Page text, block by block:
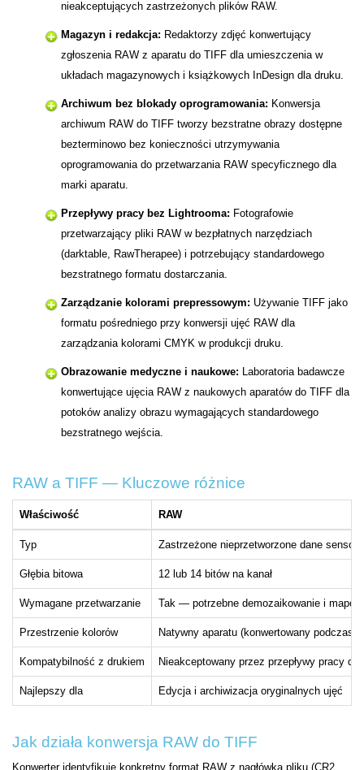
nieakceptujących zastrzeżonych plików RAW.
Magazyn i redakcja: Redaktorzy zdjęć konwertujący
zgłoszenia RAW z aparatu do TIFF dla umieszczenia w
układach magazynowych i książkowych InDesign dla druku.
Archiwum bez blokady oprogramowania: Konwersja
archiwum RAW do TIFF tworzy bezstratne obrazy dostępne
bezterminowo bez konieczności utrzymywania
oprogramowania do przetwarzania RAW specyficznego dla
marki aparatu.
Przepływy pracy bez Lightrooma: Fotografowie
przetwarzający pliki RAW w bezpłatnych narzędziach
(darktable, RawTherapee) i potrzebujący standardowego
bezstratnego formatu dostarczania.
Zarządzanie kolorami prepressowym: Używanie TIFF jako
formatu pośredniego przy konwersji ujęć RAW dla
zarządzania kolorami CMYK w produkcji druku.
Obrazowanie medyczne i naukowe: Laboratoria badawcze
konwertujące ujęcia RAW z naukowych aparatów do TIFF dla
potoków analizy obrazu wymagających standardowego
bezstratnego wejścia.
RAW a TIFF — Kluczowe różnice
Właściwość RAW
Typ Zastrzeżone nieprzetworzone dane sensora
Głębia bitowa 12 lub 14 bitów na kanał
Wymagane przetwarzanie Tak — potrzebne demozaikowanie i
Przestrzenie kolorów Natywny aparatu (konwertowany podczas
Kompatybilność z drukiem Nieakceptowany przez przepływy pracy
Najlepszy dla Edycja i archiwizacja oryginalnych ujęć
Jak działa konwersja RAW do TIFF
Konwerter identyfikuje konkretny format RAW z nagłówka pliku (CR2,